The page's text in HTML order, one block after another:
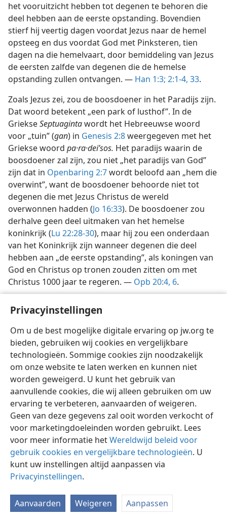
Privacyinstellingen
Om u de best mogelijke digitale ervaring op jw.org te
bieden, gebruiken wij cookies en vergelijkbare
technologieën. Sommige cookies zijn noodzakelijk
om onze website te laten werken en kunnen niet
worden geweigerd. U kunt het gebruik van
aanvullende cookies, die wij alleen gebruiken om uw
ervaring te verbeteren, aanvaarden of weigeren.
Geen van deze gegevens zal ooit worden verkocht of
voor marketingdoeleinden worden gebruikt. Lees
voor meer informatie hetWereldwijd beleid voor
gebruik cookies en vergelijkbare technologieën. U
kunt uw instellingen altijd aanpassen via
Privacyinstellingen.
Aanvaarden Weigeren Aanpassen
het vooruitzicht hebben tot degenen te behoren die
deel hebben aan de eerste opstanding. Bovendien
stierf hij veertig dagen voordat Jezus naar de hemel
opsteeg en dus voordat God met Pinksteren, tien
dagen na die hemelvaart, door bemiddeling van Jezus
de eersten zalfde van degenen die de hemelse
opstanding zullen ontvangen. — Han 1:3; 2:1-4, 33.
Zoals Jezus zei, zou de boosdoener in het Paradijs zijn.
Dat woord betekent „een park of lusthof”. In de
GriekseSeptuagintawordt het Hebreeuwse woord
voor „tuin” (gan) in Genesis 2:8weergegeven met het
Griekse woord pa·ra·deiʹsos. Het paradijs waarin de
boosdoener zal zijn, zou niet „het paradijs van God”
zijn dat in Openbaring 2:7wordt beloofd aan „hem die
overwint”, want de boosdoener behoorde niet tot
degenen die met Jezus Christus de wereld
overwonnen hadden (Jo 16:33). De boosdoener zou
derhalve geen deel uitmaken van het hemelse
koninkrijk (Lu 22:28-30), maar hij zou een onderdaan
van het Koninkrijk zijn wanneer degenen die deel
hebben aan „de eerste opstanding”, als koningen van
God en Christus op tronen zouden zitten om met
Christus 1000 jaar te regeren. — Opb 20:4, 6.
apostel Paulus zei tot een groep joden die ook de
hoop op een opstanding koesterden, dat „er een
opstanding zal zijn van zowel de rechtvaardigen als de
onrechtvaardigen”. —Han 24:15.
De bijbel maakt duidelijk wie „de rechtvaardigen” zijn.
Allereerst worden degenen die een hemelse
opstanding zullen krijgen, rechtvaardig verklaard. —
Ro 8:28-30.
Vervolgens worden in de bijbel getrouwe mensen uit
de oudheid, zoals Abraham, rechtvaardig genoemd
Ge 15:6; Jak 2:21 ). Veel van deze personen worden in
Hebreeën hoofdstuk 11opgesomd, en over hen zegt
de schrijver: „En toch hebben al dezen, ofschoon er
afgelegd, de vervulling van de belofte niet verkregen,
daar God iets beters voor ons [door de geest